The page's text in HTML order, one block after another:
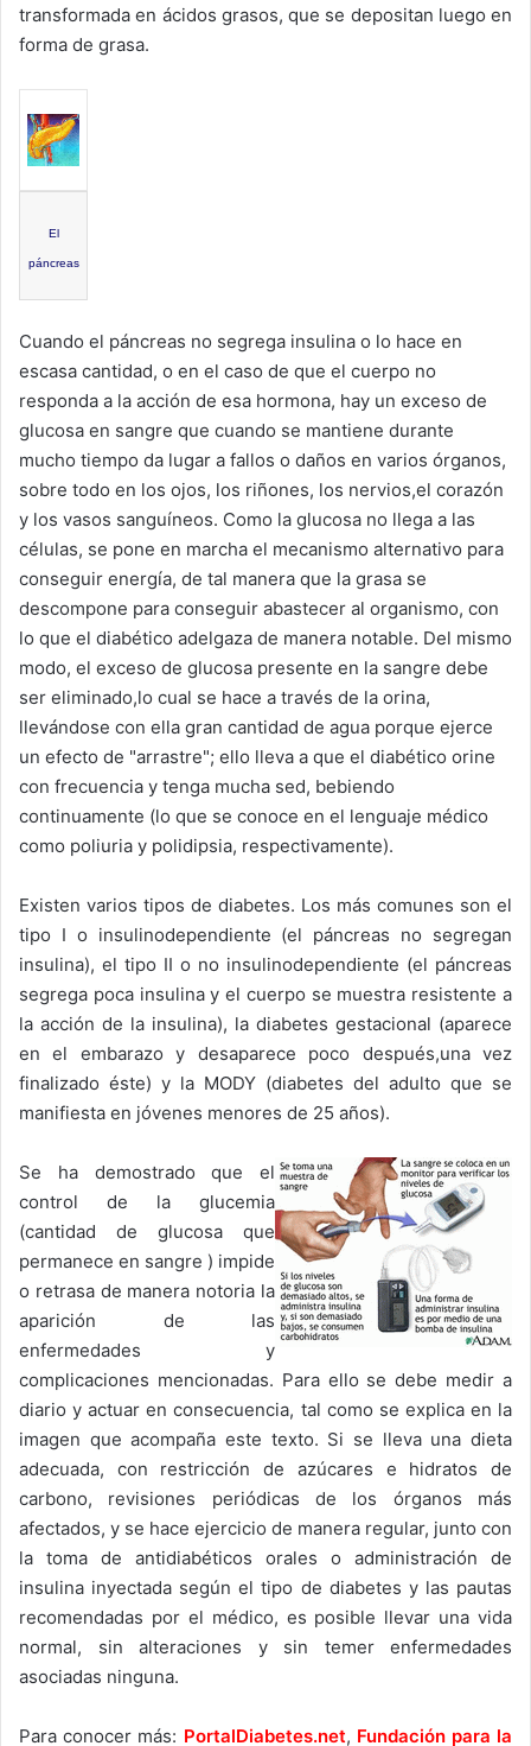
transformada en ácidos grasos, que se depositan luego en
forma de grasa.
El
páncreas
Cuando el páncreas no segrega insulina o lo hace en
escasa cantidad, o en el caso de que el cuerpo no
responda a la acción de esa hormona, hay un exceso de
glucosa en sangre que cuando se mantiene durante
mucho tiempo da lugar a fallos o daños en varios órganos,
sobre todo en los ojos, los riñones, los nervios,el corazón
y los vasos sanguíneos. Como la glucosa no llega a las
células, se pone en marcha el mecanismo alternativo para
conseguir energía, de tal manera que la grasa se
descompone para conseguir abastecer al organismo, con
lo que el diabético adelgaza de manera notable. Del mismo
modo, el exceso de glucosa presente en la sangre debe
ser eliminado,lo cual se hace a través de la orina,
llevándose con ella gran cantidad de agua porque ejerce
un efecto de "arrastre"; ello lleva a que el diabético orine
con frecuencia y tenga mucha sed, bebiendo
continuamente (lo que se conoce en el lenguaje médico
como poliuria y polidipsia, respectivamente).
Existen varios tipos de diabetes. Los más comunes son el
tipo I o insulinodependiente (el páncreas no segregan
insulina), el tipo II o no insulinodependiente (el páncreas
segrega poca insulina y el cuerpo se muestra resistente a
la acción de la insulina), la diabetes gestacional (aparece
en el embarazo y desaparece poco después,una vez
finalizado éste) y la MODY (diabetes del adulto que se
manifiesta en jóvenes menores de 25 años).
Se ha demostrado que el
control de la glucemia
(cantidad de glucosa que
permanece en sangre ) impide
o retrasa de manera notoria la
aparición de las
enfermedades y
complicaciones mencionadas. Para ello se debe medir a
diario y actuar en consecuencia, tal como se explica en la
imagen que acompaña este texto. Si se lleva una dieta
adecuada, con restricción de azúcares e hidratos de
carbono, revisiones periódicas de los órganos más
afectados, y se hace ejercicio de manera regular, junto con
la toma de antidiabéticos orales o administración de
insulina inyectada según el tipo de diabetes y las pautas
recomendadas por el médico, es posible llevar una vida
normal, sin alteraciones y sin temer enfermedades
asociadas ninguna.
Para conocer más: PortalDiabetes.net, Fundación para la